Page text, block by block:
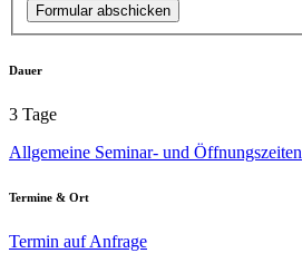
Formular abschicken
Dauer
3 Tage
Allgemeine Seminar- und Öffnungszeiten
Termine & Ort
Termin auf Anfrage